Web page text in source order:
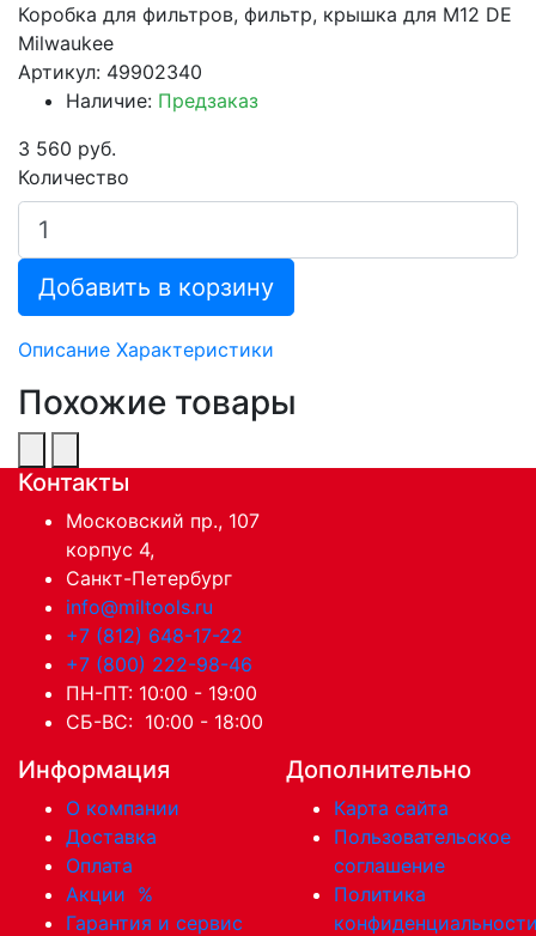
Коробка для фильтров, фильтр, крышка для M12 DE
Milwaukee
Артикул: 49902340
Наличие: Предзаказ
3 560 руб.
Количество
Добавить в корзину
Описание Характеристики
Похожие товары
Контакты
Московский пр., 107
корпус 4,
Санкт-Петербург
info@miltools.ru
+7 (812) 648-17-22
+7 (800) 222-98-46
ПН-ПТ: 10:00 - 19:00
СБ-ВС: 10:00 - 18:00
Информация
О компании
Доставка
Оплата
Акции %
Гарантия и сервис
Дополнительно
Карта сайта
Пользовательское
соглашение
Политика